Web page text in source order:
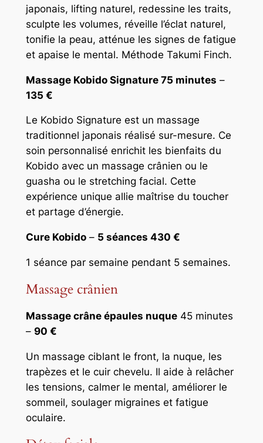
japonais, lifting naturel, redessine les traits,
sculpte les volumes, réveille l’éclat naturel,
tonifie la peau, atténue les signes de fatigue
et apaise le mental. Méthode Takumi Finch.
Massage Kobido Signature 75 minutes –
135 €
Le Kobido Signature est un massage
traditionnel japonais réalisé sur-mesure. Ce
soin personnalisé enrichit les bienfaits du
Kobido avec un massage crânien ou le
guasha ou le stretching facial. Cette
expérience unique allie maîtrise du toucher
et partage d’énergie.
Cure Kobido– 5 séances 430 €
1 séance par semaine pendant 5 semaines.
Massage crânien
Massage crâne épaules nuque45 minutes
– 90 €
Un massage ciblant le front, la nuque, les
trapèzes et le cuir chevelu. Il aide à relâcher
les tensions, calmer le mental, améliorer le
sommeil, soulager migraines et fatigue
oculaire.